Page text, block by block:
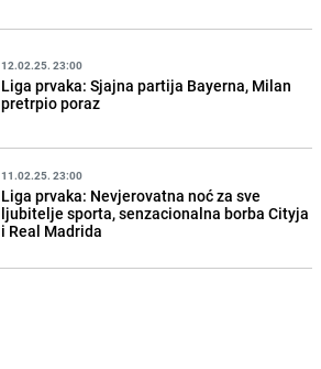
12.02.25. 23:00
Liga prvaka: Sjajna partija Bayerna, Milan
pretrpio poraz
11.02.25. 23:00
Liga prvaka: Nevjerovatna noć za sve
ljubitelje sporta, senzacionalna borba Cityja
i Real Madrida